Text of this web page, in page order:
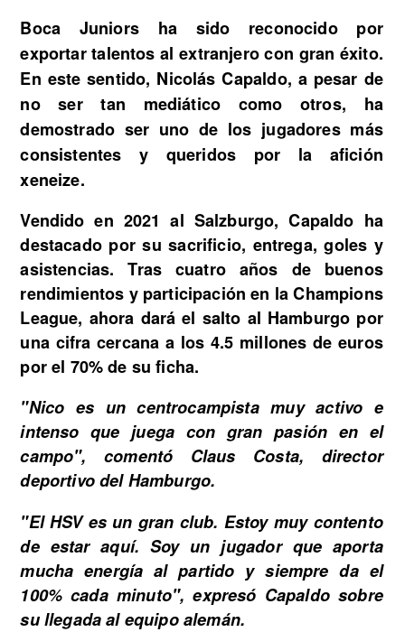
Boca Juniors ha sido reconocido por
exportar talentos al extranjero con gran éxito.
En este sentido, Nicolás Capaldo, a pesar de
no ser tan mediático como otros, ha
demostrado ser uno de los jugadores más
consistentes y queridos por la afición
xeneize.
Vendido en 2021 al Salzburgo, Capaldo ha
destacado por su sacrificio, entrega, goles y
asistencias. Tras cuatro años de buenos
rendimientos y participación en la Champions
League, ahora dará el salto al Hamburgo por
una cifra cercana a los 4.5 millones de euros
por el 70% de su ficha.
"Nico es un centrocampista muy activo e
intenso que juega con gran pasión en el
campo", comentó Claus Costa, director
deportivo del Hamburgo.
"El HSV es un gran club. Estoy muy contento
de estar aquí. Soy un jugador que aporta
mucha energía al partido y siempre da el
100% cada minuto", expresó Capaldo sobre
su llegada al equipo alemán.